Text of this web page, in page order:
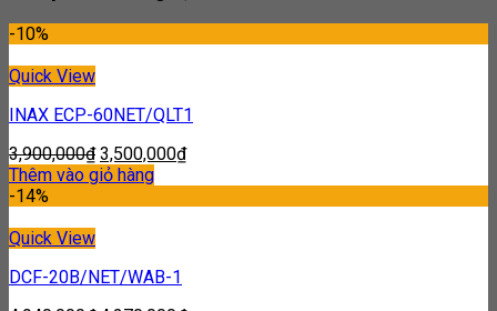
-10%
Quick View
INAX ECP-60NET/QLT1
3,900,000₫ 3,500,000₫
Thêm vào giỏ hàng
-14%
Quick View
DCF-20B/NET/WAB-1